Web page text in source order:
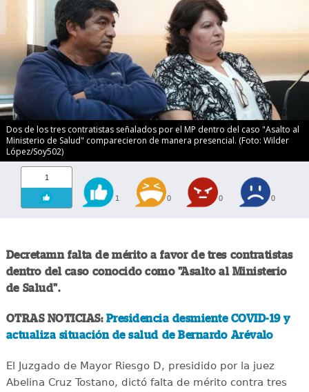
Dos de los tres contratistas señalados por el MP dentro del caso "Asalto al
Ministerio de Salud" comparecieron de manera presencial. (Foto: Wilder
López/Soy502)
1
1 0 0 0
Decretamn falta de mérito a favor de tres contratistas
dentro del caso conocido como "Asalto al Ministerio
de Salud".
OTRAS NOTICIAS: Presidencia desmiente COVID-19 y
actualiza situación de salud de Bernardo Arévalo
El Juzgado de Mayor Riesgo D, presidido por la juez
Abelina Cruz Tostano, dictó falta de mérito contra tres